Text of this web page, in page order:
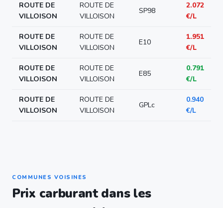
ROUTE DE
VILLOISON
ROUTE DE
VILLOISON
SP98
2.072
€/L
ROUTE DE
VILLOISON
ROUTE DE
VILLOISON
E10
1.951
€/L
ROUTE DE
VILLOISON
ROUTE DE
VILLOISON
E85
0.791
€/L
ROUTE DE
VILLOISON
ROUTE DE
VILLOISON
GPLc
0.940
€/L
COMMUNES VOISINES
Prix carburant dans les